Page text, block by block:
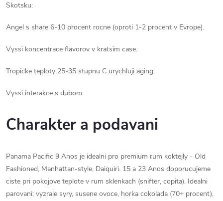
Skotsku:
Angel s share 6-10 procent rocne (oproti 1-2 procent v Evrope).
Vyssi koncentrace flavorov v kratsim case.
Tropicke teploty 25-35 stupnu C urychluji aging.
Vyssi interakce s dubom.
Charakter a podavani
Panama Pacific 9 Anos je idealni pro premium rum koktejly - Old
Fashioned, Manhattan-style, Daiquiri. 15 a 23 Anos doporucujeme
ciste pri pokojove teplote v rum sklenkach (snifter, copita). Idealni
parovani: vyzrale syry, susene ovoce, horka cokolada (70+ procent),